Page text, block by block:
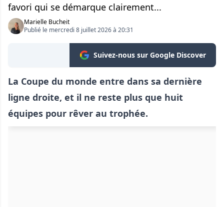
favori qui se démarque clairement...
Marielle Bucheit
Publié le mercredi 8 juillet 2026 à 20:31
Suivez-nous sur Google Discover
La Coupe du monde entre dans sa dernière
ligne droite, et il ne reste plus que huit
équipes pour rêver au trophée.